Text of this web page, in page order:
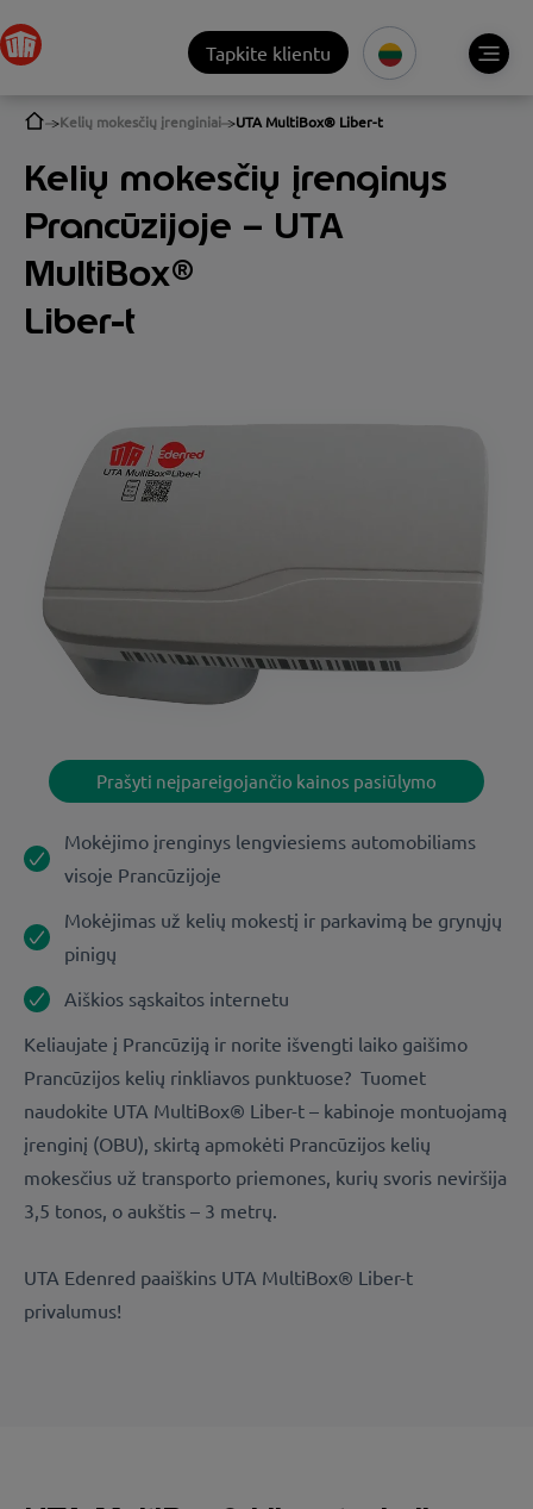
Tapkite klientu
Kelių mokesčių įrenginiai UTA MultiBox® Liber-t
Kelių mokesčių įrenginys
Prancūzijoje – UTA
MultiBox®
Liber-t
Prašyti neįpareigojančio kainos pasiūlymo
Mokėjimo įrenginys lengviesiems automobiliams
visoje Prancūzijoje
Mokėjimas už kelių mokestį ir parkavimą be grynųjų
pinigų
Aiškios sąskaitos internetu
Keliaujate į Prancūziją ir norite išvengti laiko gaišimo
Prancūzijos kelių rinkliavos punktuose? Tuomet
naudokite UTA MultiBox® Liber-t – kabinoje montuojamą
įrenginį (OBU), skirtą apmokėti Prancūzijos kelių
mokesčius už transporto priemones, kurių svoris neviršija
3,5 tonos, o aukštis – 3 metrų.
UTA Edenred paaiškins UTA MultiBox® Liber-t
privalumus!